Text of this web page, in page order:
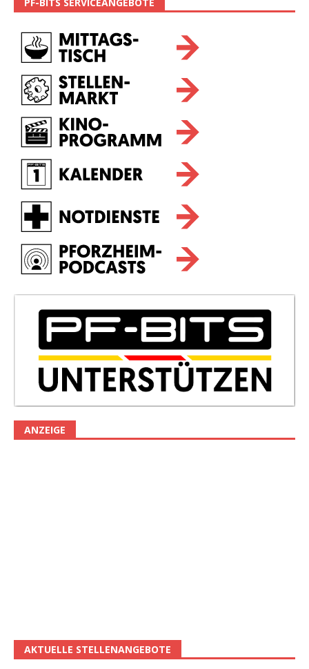
PF-BITS SERVICEANGEBOTE
ANZEIGE
AKTUELLE STELLENANGEBOTE